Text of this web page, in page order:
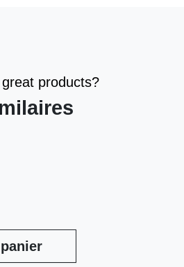
products?